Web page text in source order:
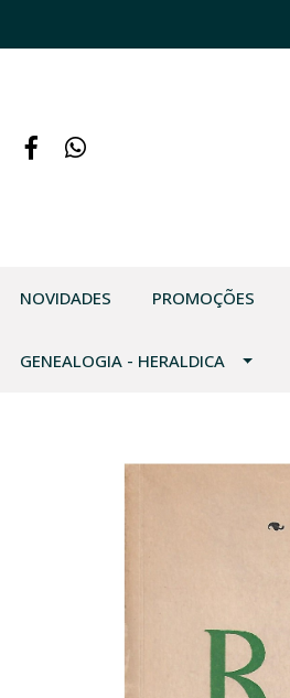
NOVIDADES PROMOÇÕES
GENEALOGIA - HERALDICA